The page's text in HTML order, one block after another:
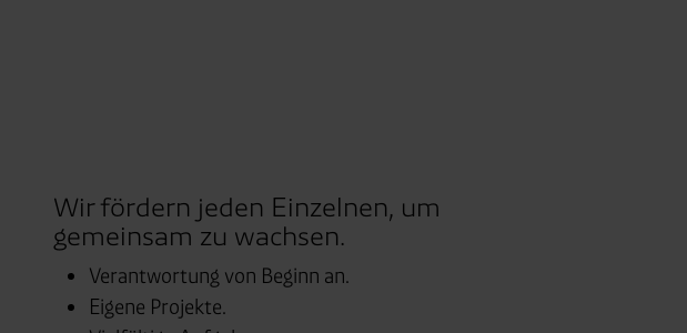
Wir fördern jeden Einzelnen, um
gemeinsam zu wachsen.
Verantwortung von Beginn an.
Eigene Projekte.